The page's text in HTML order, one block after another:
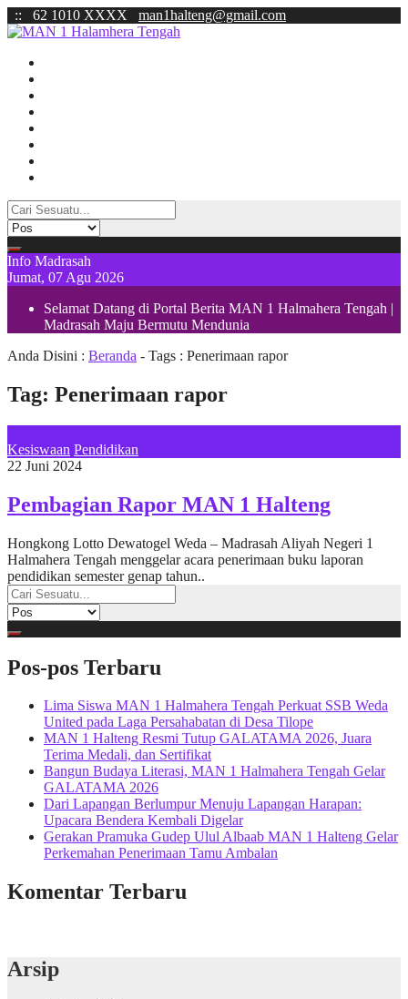
:: 62 1010 XXXX man1halteng@gmail.com
Info Madrasah
Jumat, 07 Agu 2026
Selamat Datang di Portal Berita MAN 1 Halmahera Tengah |
Madrasah Maju Bermutu Mendunia
Anda Disini : Beranda - Tags : Penerimaan rapor
Tag: Penerimaan rapor
Kesiswaan Pendidikan
22 Juni 2024
Pembagian Rapor MAN 1 Halteng
Hongkong Lotto Dewatogel Weda – Madrasah Aliyah Negeri 1
Halmahera Tengah menggelar acara penerimaan buku laporan
pendidikan semester genap tahun..
Pos-pos Terbaru
Lima Siswa MAN 1 Halmahera Tengah Perkuat SSB Weda
United pada Laga Persahabatan di Desa Tilope
MAN 1 Halteng Resmi Tutup GALATAMA 2026, Juara
Terima Medali, dan Sertifikat
Bangun Budaya Literasi, MAN 1 Halmahera Tengah Gelar
GALATAMA 2026
Dari Lapangan Berlumpur Menuju Lapangan Harapan:
Upacara Bendera Kembali Digelar
Gerakan Pramuka Gudep Ulul Albaab MAN 1 Halteng Gelar
Perkemahan Penerimaan Tamu Ambalan
Komentar Terbaru
Arsip